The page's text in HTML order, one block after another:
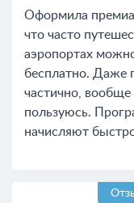
Оформила
что часто
аэропортах
бесплатно. Даже
частично, вообще
пользуюсь.
начисляют